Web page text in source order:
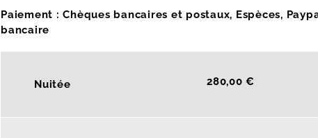
Paiement : Chèques bancaires et postaux, Espèces,
bancaire
Nuitée 280,00 €